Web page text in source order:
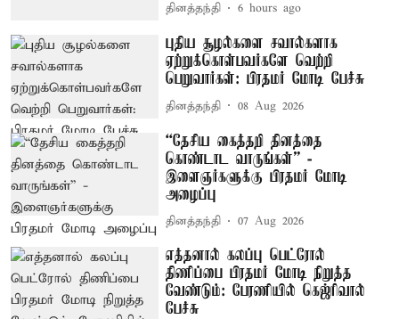
தினத்தந்தி 6 hours ago
புதிய சூழல்களை சவால்களாக
ஏற்றுக்கொள்பவர்களே வெற்றி
பெறுவார்கள்: பிரதமர் மோடி பேச்சு
தினத்தந்தி 08 Aug 2026
“தேசிய கைத்தறி தினத்தை
கொண்டாட வாருங்கள்” -
இளைஞர்களுக்கு பிரதமர் மோடி
அழைப்பு
தினத்தந்தி 07 Aug 2026
எத்தனால் கலப்பு பெட்ரோல்
திணிப்பை பிரதமர் மோடி நிறுத்த
வேண்டும்: பேரணியில் கெஜ்ரிவால்
பேச்சு